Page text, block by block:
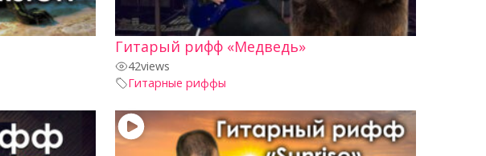
Гитарый рифф «Медведь»
42views
Гитарные риффы